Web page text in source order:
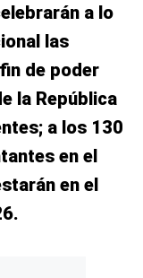
a lo
las
de poder
la República
a los 130
en el
en el